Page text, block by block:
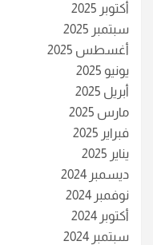
أكتوبر 2025
سبتمبر 2025
أغسطس 2025
يونيو 2025
أبريل 2025
مارس 2025
فبراير 2025
يناير 2025
ديسمبر 2024
نوفمبر 2024
أكتوبر 2024
سبتمبر 2024